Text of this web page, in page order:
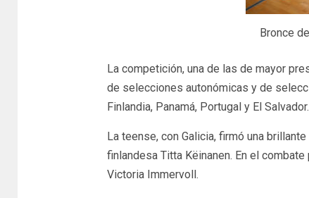
Bronce
La competición, una de las de mayor
de selecciones autonómicas y de
Finlandia, Panamá, Portugal y El Salvador.
La teense, con Galicia, firmó una
finlandesa Titta Këinanen. En el
Victoria Immervoll.